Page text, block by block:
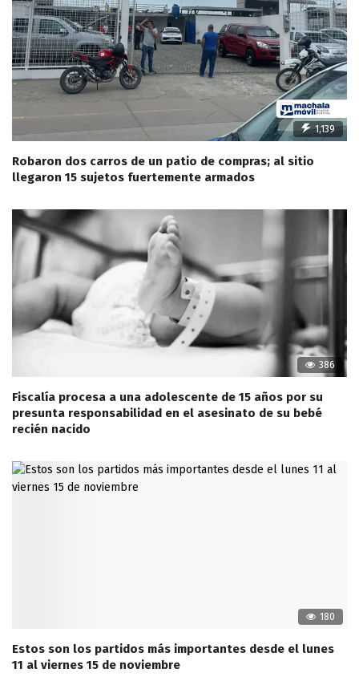
1,139
Robaron dos carros de un patio de compras; al sitio
llegaron 15 sujetos fuertemente armados
386
Fiscalía procesa a una adolescente de 15 años por su
presunta responsabilidad en el asesinato de su bebé
recién nacido
180
Estos son los partidos más importantes desde el lunes
11 al viernes 15 de noviembre